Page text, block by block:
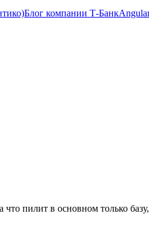
Блог компании Т-Банк
что пилит в основном только базу,